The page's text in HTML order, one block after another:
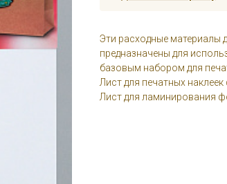
Эти расходные материалы
предназначены для
базовым набором для
Лист для печатных
Лист для ламинирования